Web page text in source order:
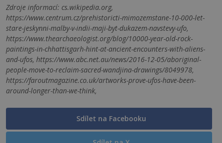
Zdroje informací: cs.wikipedia.org,
https://www.centrum.cz/prehistoricti-mimozemstane-10-000-let-
stare-jeskynni-malby-v-indii-maji-byt-dukazem-navstevy-ufo,
https://www.thearchaeologist.org/blog/10000-year-old-rock-
paintings-in-chhattisgarh-hint-at-ancient-encounters-with-aliens-
and-ufos, https://www.abc.net.au/news/2016-12-05/aboriginal-
people-move-to-reclaim-sacred-wandjina-drawings/8049978,
https://faroutmagazine.co.uk/artworks-prove-ufos-have-been-
around-longer-than-we-think,
Sdílet na Facebooku